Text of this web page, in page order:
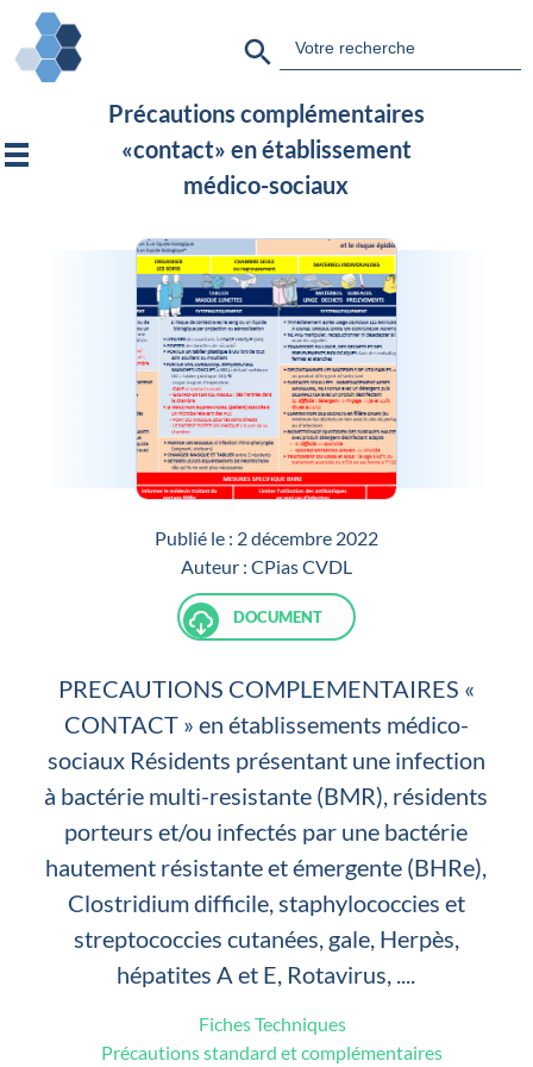
for:
Précautions complémentaires
«contact» en établissement
médico-sociaux
Publié le : 2 décembre 2022
Auteur : CPias CVDL
DOCUMENT
PRECAUTIONS COMPLEMENTAIRES «
CONTACT » en établissements médico-
sociaux Résidents présentant une infection
à bactérie multi-resistante (BMR), résidents
porteurs et/ou infectés par une bactérie
hautement résistante et émergente (BHRe),
Clostridium difficile, staphylococcies et
streptococcies cutanées, gale, Herpès,
hépatites A et E, Rotavirus, ....
Fiches Techniques
Précautions standard et complémentaires